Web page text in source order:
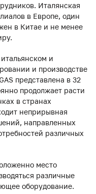
Италянская
в Европе, один
в Китае и не менее
и
и производстве
представлена в 32
продолжает расти
в странах
неприрывная
направленных
различных
место
различные
оборудование.